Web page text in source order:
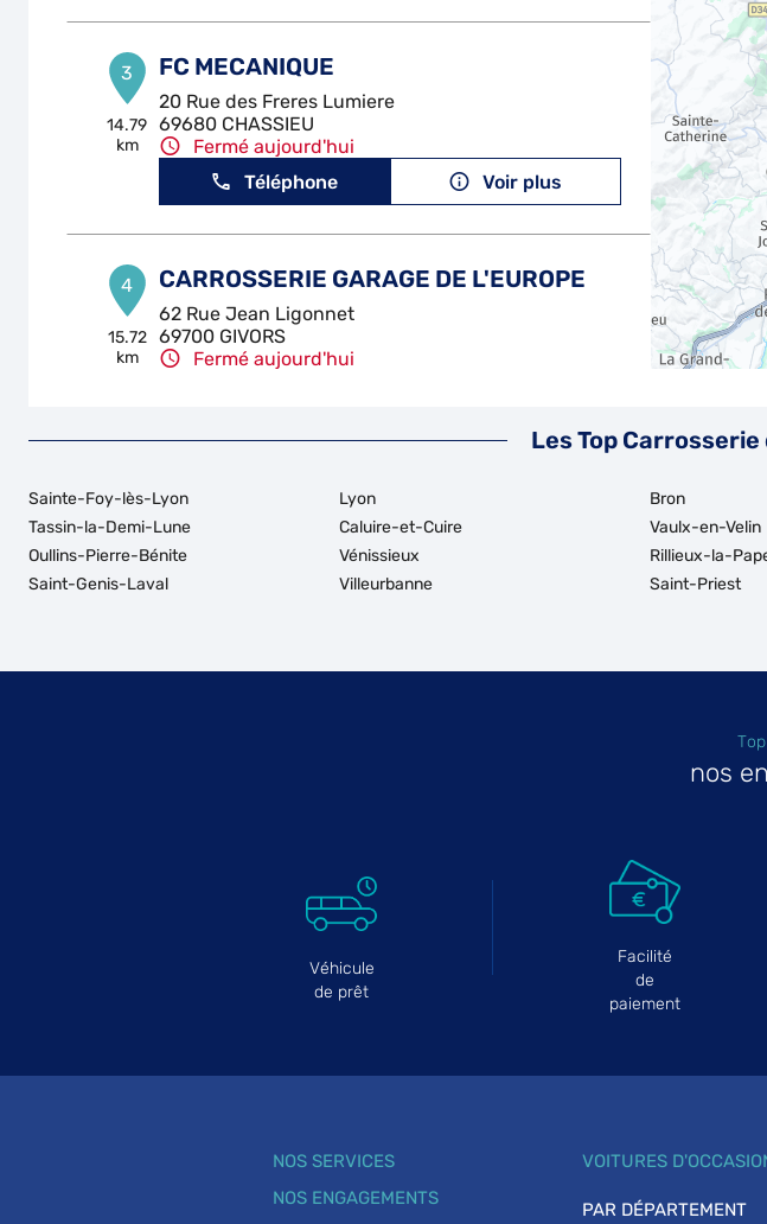
3
14.79
km
FC MECANIQUE
20 Rue des Freres Lumiere
69680 CHASSIEU
Fermé aujourd'hui
Téléphone
Voir plus
4
15.72
km
CARROSSERIE GARAGE DE L'EUROPE
62 Rue Jean Ligonnet
69700 GIVORS
Fermé aujourd'hui
5
24.91
ETS MASTANTUONO
48 RUE DES MARTYRS DE LA RESISTANCE
42800 RIVE-DE-GIER
Les Top
Sainte-Foy-lès-Lyon
Tassin-la-Demi-Lune
Oullins-Pierre-Bénite
Saint-Genis-Laval
Lyon
Caluire-et-Cuire
Vénissieux
Villeurbanne
Bron
Vaulx-en-Velin
Rillieux-la-
Saint-Priest
nos
Véhicule
de prêt
Facilité
de
paiement
NOS SERVICES
NOS ENGAGEMENTS
VOITURES
PAR DÉPARTEMENT